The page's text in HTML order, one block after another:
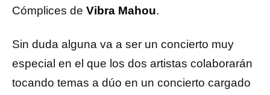
Cómplices de Vibra Mahou.
Sin duda alguna va a ser un concierto muy
especial en el que los dos artistas colaborarán
tocando temas a dúo en un concierto cargado